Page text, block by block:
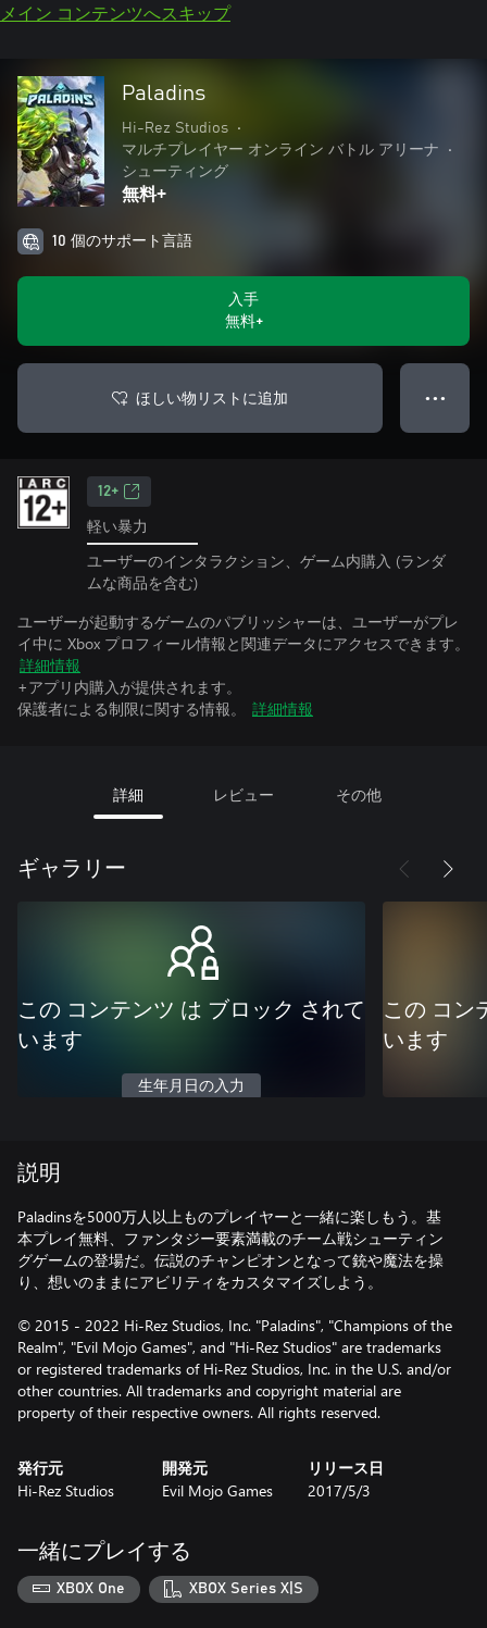
メイン コンテンツへスキップ
Paladins
Hi-Rez Studios
•
マルチプレイヤー オンライン バトル アリーナ
•
シューティング
無料+
10 個のサポート言語
入手
無料+
ほしい物リストに追加 ● ● ●
12+
軽い暴力
ユーザーのインタラクション、ゲーム内購入 (ランダ
ムな商品を含む)
ユーザーが起動するゲームのパブリッシャーは、ユーザーがプレ
イ中に Xbox プロフィール情報と関連データにアクセスできます。
詳細情報
+アプリ内購入が提供されます。
保護者による制限に関する情報。
詳細情報
詳細 レビュー その他
ギャラリー
この コンテンツ は ブロック されて
います
生年月日の入力
この コン
います
説明
Paladinsを5000万人以上ものプレイヤーと一緒に楽しもう。基
本プレイ無料、ファンタジー要素満載のチーム戦シューティン
グゲームの登場だ。伝説のチャンピオンとなって銃や魔法を操
り、想いのままにアビリティをカスタマイズしよう。
© 2015 - 2022 Hi-Rez Studios, Inc. "Paladins", "Champions of the
Realm", "Evil Mojo Games", and "Hi-Rez Studios" are trademarks
or registered trademarks of Hi-Rez Studios, Inc. in the U.S. and/or
other countries. All trademarks and copyright material are
発行元
Hi-Rez Studios
開発元
Evil Mojo Games
リリース日
2017/5/3
一緒にプレイする
XBOX One XBOX Series X|S